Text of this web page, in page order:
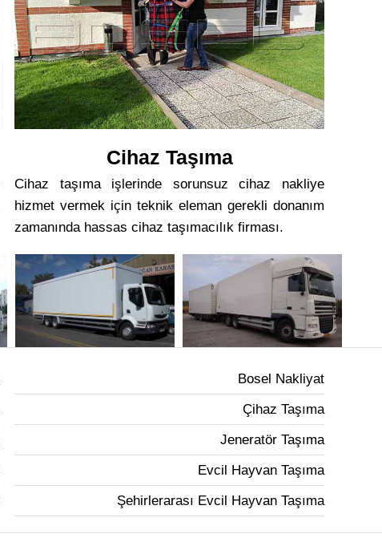
Cihaz Taşıma
Cihaz taşıma işlerinde sorunsuz cihaz nakliye
hizmet vermek için teknik eleman gerekli donanım
zamanında hassas cihaz taşımacılık firması.
Bosel Nakliyat
Çihaz Taşıma
Jeneratör Taşıma
Evcil Hayvan Taşıma
Şehirlerarası Evcil Hayvan Taşıma